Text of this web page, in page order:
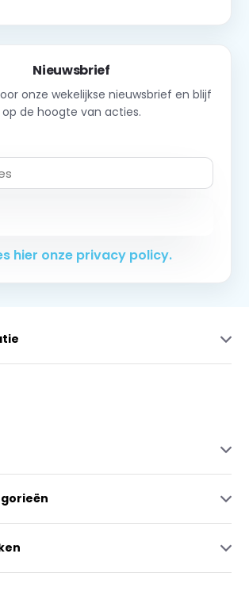
Nieuwsbrief
onze wekelijkse nieuwsbrief en blijf
op de hoogte van acties.
hier onze privacy policy.